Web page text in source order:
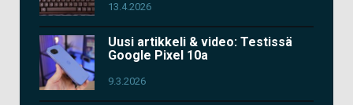
13.4.2026
Uusi artikkeli & video: Testissä
Google Pixel 10a
9.3.2026